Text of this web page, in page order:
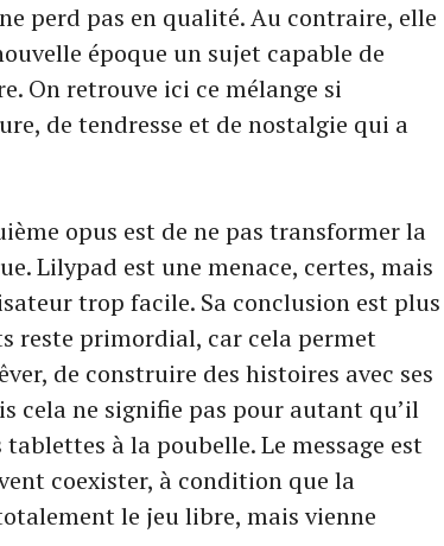
perd pas en qualité. Au contraire, elle
époque un sujet capable de
On retrouve ici ce mélange si
de tendresse et de nostalgie qui a
opus est de ne pas transformer la
Lilypad est une menace, certes, mais
trop facile. Sa conclusion est plus
reste primordial, car cela permet
de construire des histoires avec ses
cela ne signifie pas pour autant qu’il
à la poubelle. Le message est
coexister, à condition que la
le jeu libre, mais vienne